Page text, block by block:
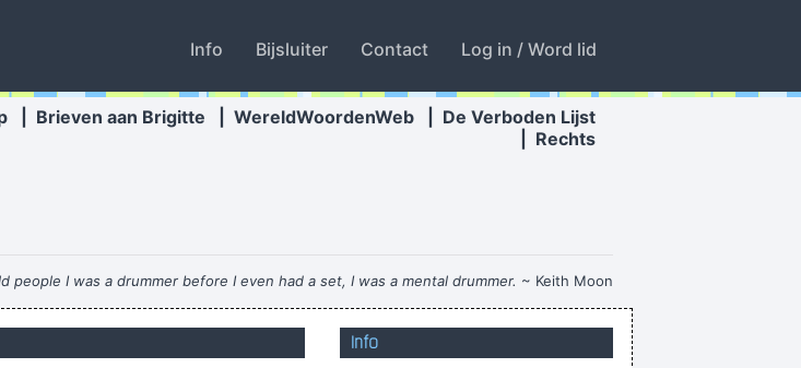
Info Bijsluiter Contact Log in / Word lid
Brieven aan Brigitte WereldWoordenWeb
De Verboden Lijst
Rechts
people I was a drummer before I even had a set, I was a mental drummer. ~ Keith Moon
Not A Gunslinger That´s The Difference Between What I Do And What A Lot Of Guitar
Info